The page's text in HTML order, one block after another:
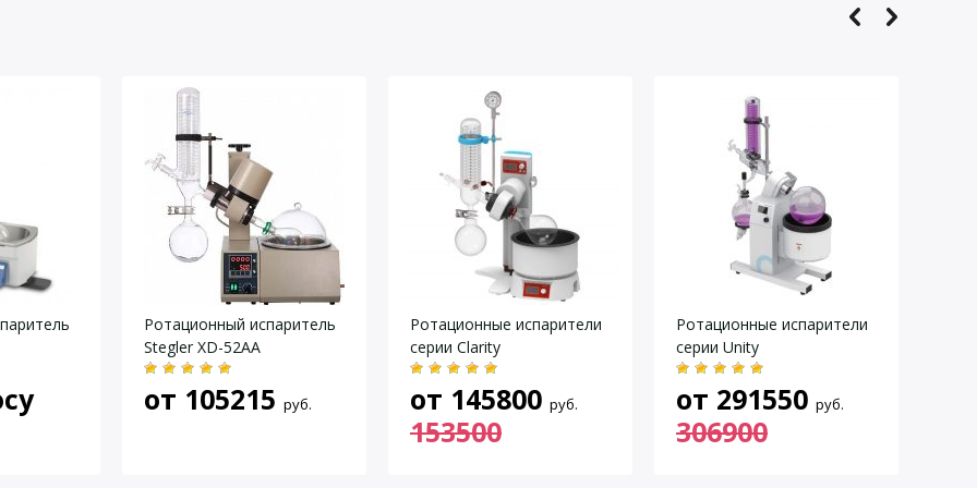
окр. среды — 180 °C
x 345 мм
Ротационный испаритель
Stegler XD-52AA
от 105215 руб.
Ротационные испарители
серии Clarity
от 145800 руб.
153500
Ротационные испарители
серии Unity
от 291550 руб.
306900